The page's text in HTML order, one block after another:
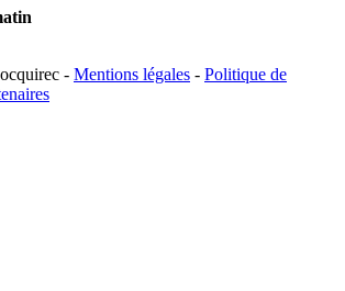
- Mentions légales - Politique de